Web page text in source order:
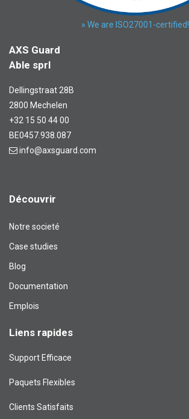
» We are ISO27001-certified!
AXS Guard
Able sprl
Dellingstraat 28B
2800 Mechelen
+32 15 50 44 00
BE0457.938.087
info@axsguard.com
Découvrir
Notre societé
Case studies
Blog​
Documentation
Emplois
Liens rapides
Support Efficace
Paquets Flexibles
Clients Satisfaits